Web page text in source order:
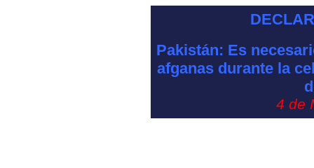
Pakistán: Es
afganas durante la
4 de